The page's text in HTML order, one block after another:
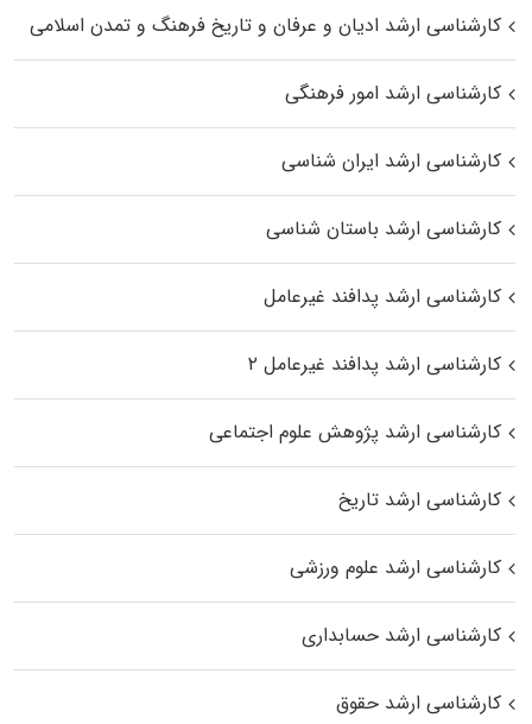
کارشناسی ارشد ادیان و عرفان و تاریخ فرهنگ و تمدن اسلامی
کارشناسی ارشد امور فرهنگی
کارشناسی ارشد ایران شناسی
کارشناسی ارشد باستان شناسی
کارشناسی ارشد پدافند غیرعامل
کارشناسی ارشد پدافند غیرعامل ۲
کارشناسی ارشد پژوهش علوم اجتماعی
کارشناسی ارشد تاریخ
کارشناسی ارشد علوم ورزشی
کارشناسی ارشد حسابداری
کارشناسی ارشد حقوق